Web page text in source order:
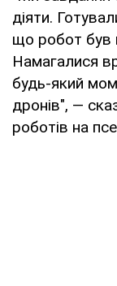
діяти.
що робот був
Намагалися
будь-який
дронів", —
роботів на